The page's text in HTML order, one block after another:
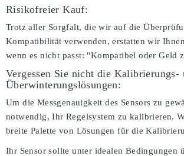
Risikofreier Kauf:
Trotz aller Sorgfalt, die wir auf die
Kompatibilität verwenden, erstatten wir
wenn es nicht passt: "Kompatibel oder Geld
Vergessen Sie nicht die Kalibrierungs-
Überwinterungslösungen:
Um die Messgenauigkeit des Sensors zu
notwendig, Ihr Regelsystem zu kalibrieren.
breite Palette von Lösungen für die
Ihr Sensor sollte unter idealen Bedingungen